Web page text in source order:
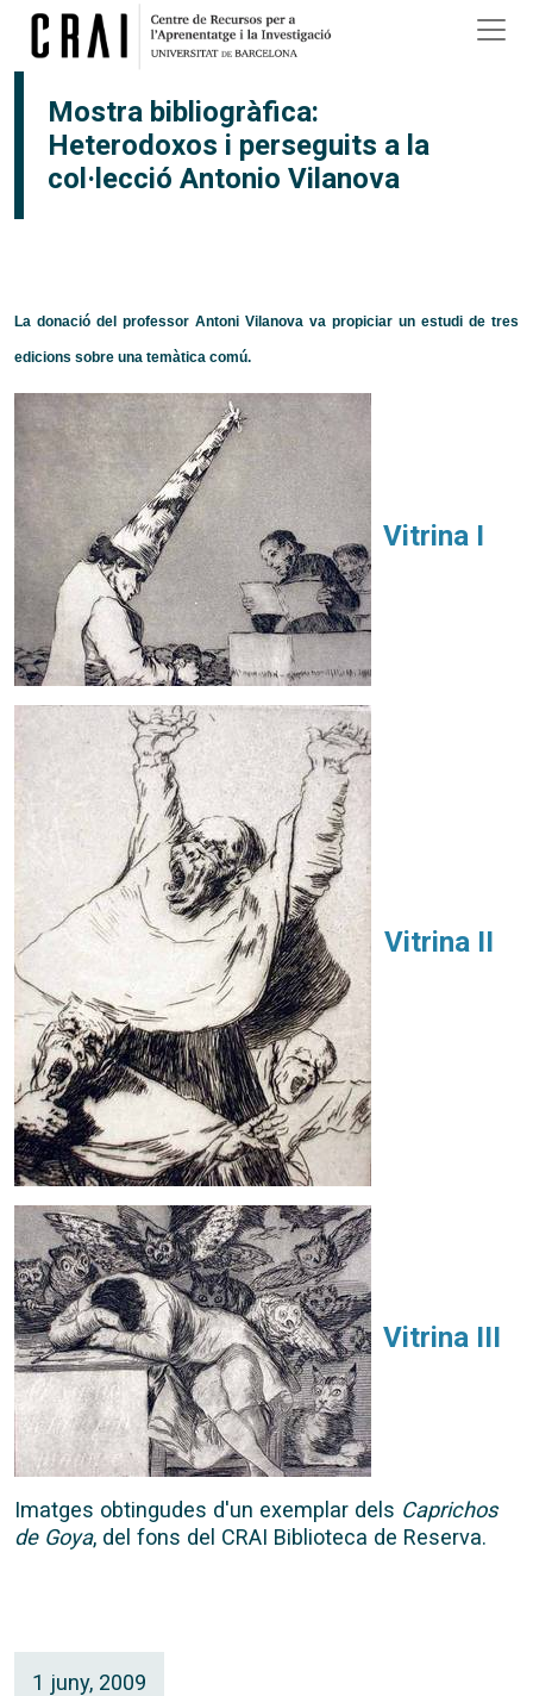
Vés al contingut
Mostra bibliogràfica:
Heterodoxos i perseguits a la
col·lecció Antonio Vilanova
La donació del professor Antoni Vilanova va propiciar un estudi de tres
edicions sobre una temàtica comú.
Vitrina I
Vitrina II
Vitrina III
Imatges obtingudes d'un exemplar dels Caprichos
de Goya, del fons del CRAI Biblioteca de Reserva.
1 juny, 2009